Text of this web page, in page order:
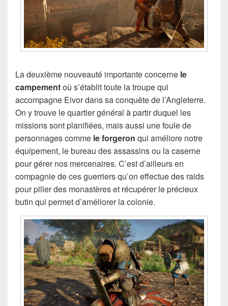
La deuxième nouveauté importante concerne le
campementoù s’établit toute la troupe qui
accompagne Eivor dans sa conquête de l’Angleterre.
On y trouve le quartier général à partir duquel les
missions sont planifiées, mais aussi une foule de
personnages comme le forgeron qui améliore notre
équipement, le bureau des assassins ou la caserne
pour gérer nos mercenaires. C’est d’ailleurs en
compagnie de ces guerriers qu’on effectue des raids
pour piller des monastères et récupérer le précieux
butin qui permet d’améliorer la colonie.